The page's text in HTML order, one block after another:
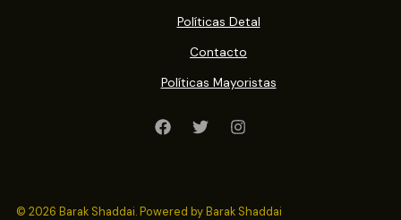
Políticas Detal
Contacto
Políticas Mayoristas
© 2026 Barak Shaddai. Powered by Barak Shaddai